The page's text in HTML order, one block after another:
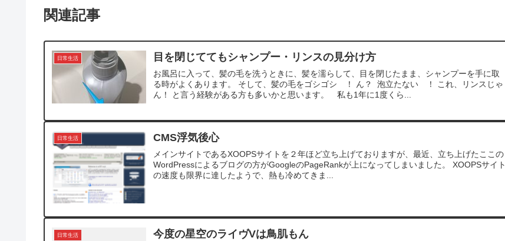
関連記事
日常生活 目を閉じててもシャンプー・リンスの見分け方
お風呂に入って、髪の毛を洗うときに、髪を濡らして、目を閉じたまま、シャンプーを手に取
る時がよくあります。 そして、髪の毛をゴシゴシ ！ ん？ 泡立たない ！ これ、リンスじゃ
ん！ と言う経験がある方も多いかと思います。 私も1年に1度くら...
日常生活 CMS浮気後心
メインサイトであるXOOPSサイトを２年ほど立ち上げておりますが、最近、立ち上げたここの
WordPressによるブログの方がGoogleのPageRankが上になってしまいました。 XOOPSサイト
の速度も限界に達したようで、熱も冷めてきま...
日常生活 今度の星空のライヴVは鳥肌もん